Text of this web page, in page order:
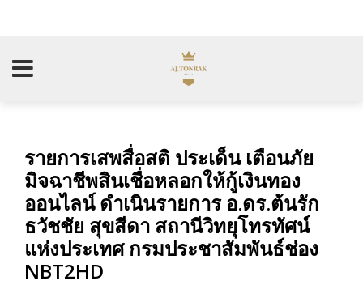
รายการเสพสื่อสติ ประเด็น เตือนภัย
มิจฉาชีพสินเชื่อหลอกให้กู้เงินทอง
ออนไลน์ ดำเนินรายการ อ.ดร.ต้นรัก
ธวัชชัย สุขสีดา สถานีวิทยุโทรทัศน์
แห่งประเทศ กรมประชาสัมพันธ์ช่อง
NBT2HD